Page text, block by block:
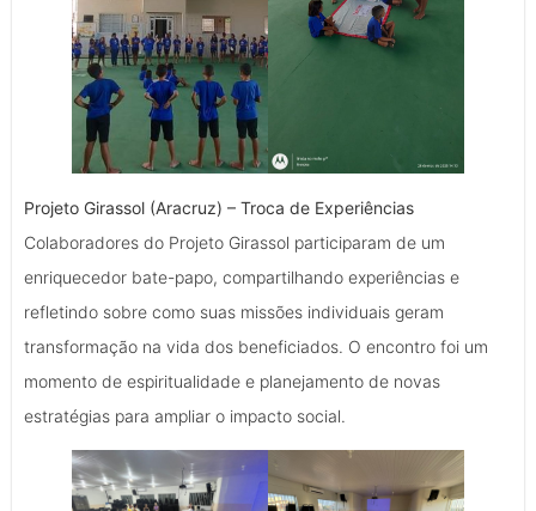
Projeto Girassol (Aracruz) – Troca de Experiências
Colaboradores do Projeto Girassol participaram de um
enriquecedor bate-papo, compartilhando experiências e
refletindo sobre como suas missões individuais geram
transformação na vida dos beneficiados. O encontro foi um
momento de espiritualidade e planejamento de novas
estratégias para ampliar o impacto social.